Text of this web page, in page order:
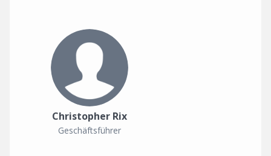
Christopher Rix
Geschäftsführer